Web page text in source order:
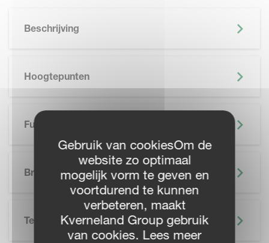
Beschrijving
Hoogtepunten
Functionaliteiten
Brochure
SKIP BROCHURE
Technische Specificatie
Gebruik van cookiesOm de
website zo optimaal
mogelijk vorm te geven en
voortdurend te kunnen
verbeteren, maakt
Kverneland Group gebruik
van cookies. Lees meer